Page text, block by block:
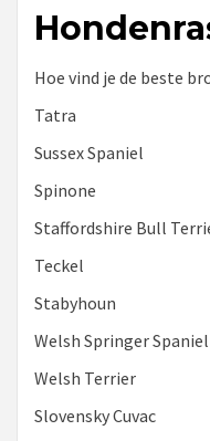
Hoe vind je de beste
Tatra
Sussex Spaniel
Spinone
Staffordshire Bull
Teckel
Stabyhoun
Welsh Springer Spaniel
Welsh Terrier
Slovensky Cuvac